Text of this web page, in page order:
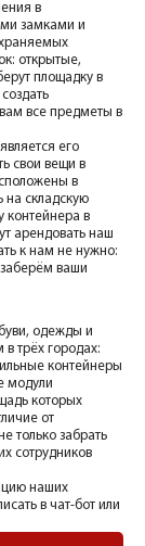
в
замками и
открытые,
площадку в
все предметы в
его
свои вещи в
в
на складскую
контейнера в
арендовать наш
к нам не нужно:
ваши
одежды и
трёх городах:
контейнеры
модули
которых
от
только забрать
сотрудников
наших
в чат-бот или